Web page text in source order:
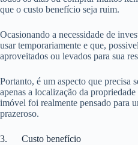
que o custo benefício seja ruim.
Ocasionando a necessidade de
usar temporariamente e que,
aproveitados ou levados para sua
Portanto, é um aspecto que precisa
apenas a localização da
imóvel foi realmente pensado para
prazeroso.
3. Custo benefício